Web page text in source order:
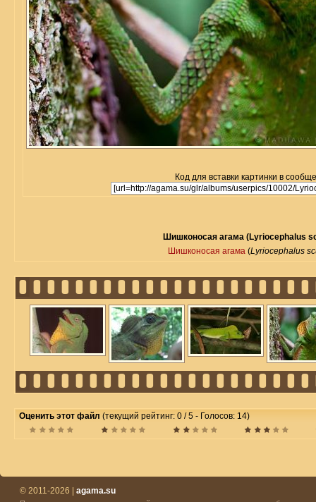
Код для вставки картинки в
Шишконосая агама (Lyriocephalus
Шишконосая агама (Lyriocephalus
Оценить этот файл (текущий рейтинг: 0 / 5 - Голосов: 14)
© 2011-2026 | agama.su